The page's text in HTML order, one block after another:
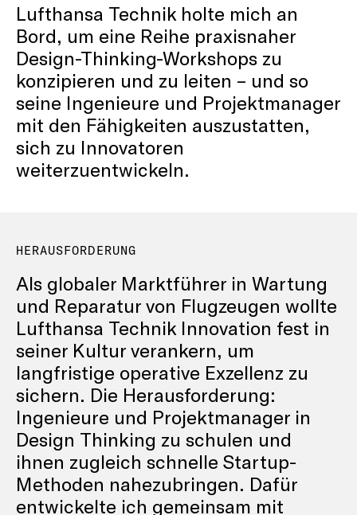
Lufthansa Technik holte mich an
Bord, um eine Reihe praxisnaher
Design-Thinking-Workshops zu
konzipieren und zu leiten – und so
seine Ingenieure und Projektmanager
mit den Fähigkeiten auszustatten,
sich zu Innovatoren
weiterzuentwickeln.
HERAUSFORDERUNG
Als globaler Marktführer in Wartung
und Reparatur von Flugzeugen wollte
Lufthansa Technik Innovation fest in
seiner Kultur verankern, um
langfristige operative Exzellenz zu
sichern. Die Herausforderung:
Ingenieure und Projektmanager in
Design Thinking zu schulen und
ihnen zugleich schnelle Startup-
Methoden nahezubringen. Dafür
entwickelte ich gemeinsam mit